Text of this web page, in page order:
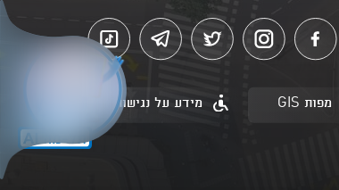
מפות GIS מידע על נגישות